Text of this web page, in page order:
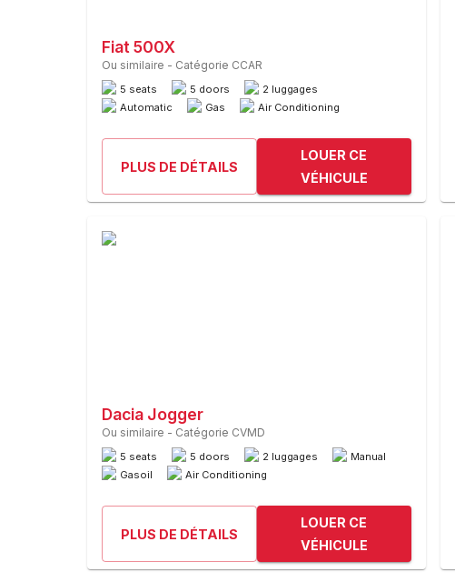
Fiat 500X
Ou similaire - Catégorie CCAR
5 seats 5 doors
2 luggages
Automatic
Gas Air Conditioning
PLUS DE DÉTAILS
LOUER CE
VÉHICULE
Dacia Jogger
Ou similaire - Catégorie CVMD
5 seats 5 doors 2 luggages
Manual
Gasoil
Air Conditioning
PLUS DE DÉTAILS
LOUER CE
VÉHICULE